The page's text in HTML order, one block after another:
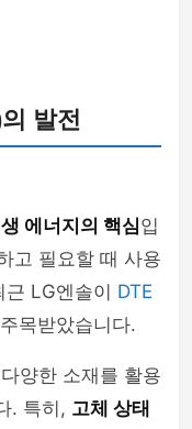
발전
에너지의 핵심입
고 필요할 때 사용
LG엔솔이 DTE
목받았습니다.
양한 소재를 활용
. 특히, 고체 상태